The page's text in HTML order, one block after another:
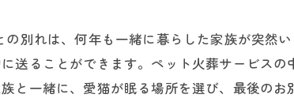
別れは、何年も一緒に暮らした家族が突然
送ることができます。ペット火葬サービスの
と一緒に、愛猫が眠る場所を選び、最後のお